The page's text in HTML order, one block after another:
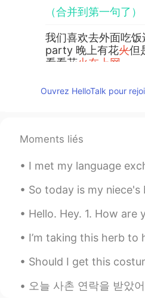
（合并到第一句了）
我们喜欢去外面吃
party 晚上有花火但
看看花火在上网
public party 。晚上
longwood
happy Canada day
Zoe
CN EN
我们喜欢去外面吃饭
party 晚上有花火但
看看花火 在上网
party 晚上有花火但
Ouvrez HelloTalk pour
Moments liés
I met my language exchange friend. She had really good
So today is my niece's birthday, the other day she
Hello. Hey. 1. How are you? 2. How have you been? 3.
I’m taking this herb to help alleviate some really
Should I get this costume for my son on Halloween 🎃⁉️
오늘 사촌 연락을 받았어요. 저한테 남자를 소개시켜주길 싶었어요. 어떤 독일에 사는 부자 의